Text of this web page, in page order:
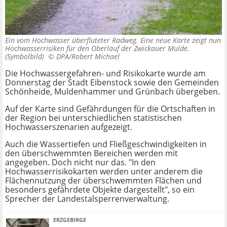
Ein vom Hochwasser überfluteter Radweg. Eine neue Karte zeigt nun
Hochwasserrisiken für den Oberlauf der Zwickauer Mulde.
(Symbolbild) © DPA/Robert Michael
Die Hochwassergefahren- und Risikokarte wurde am
Donnerstag der Stadt Eibenstock sowie den Gemeinden
Schönheide, Muldenhammer und Grünbach übergeben.
Auf der Karte sind Gefährdungen für die Ortschaften in
der Region bei unterschiedlichen statistischen
Hochwasserszenarien aufgezeigt.
Auch die Wassertiefen und Fließgeschwindigkeiten in
den überschwemmten Bereichen werden mit
angegeben. Doch nicht nur das. "In den
Hochwasserrisikokarten werden unter anderem die
Flächennutzung der überschwemmten Flächen und
besonders gefährdete Objekte dargestellt", so ein
Sprecher der Landestalsperrenverwaltung.
ERZGEBIRGE